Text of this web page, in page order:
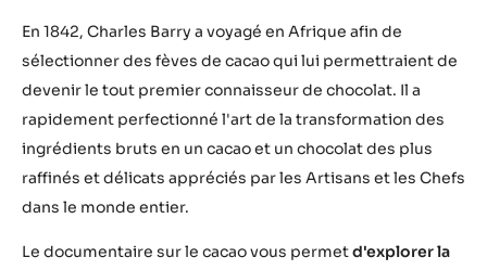
s
:
/
/
y
o
u
t
u
En 1842, Charles Barry a voyagé en Afrique afin de
sélectionner des fèves de cacao qui lui permettraient de
devenir le tout premier connaisseur de chocolat. Il a
rapidement perfectionné l'art de la transformation des
ingrédients bruts en un cacao et un chocolat des plus
raffinés et délicats appréciés par les Artisans et les Chefs
dans le monde entier.
Le documentaire sur le cacao vous permetd'explorer la